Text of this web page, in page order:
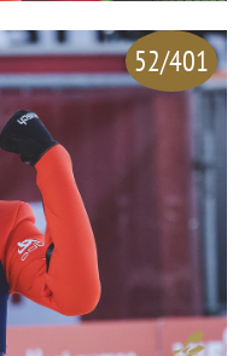
52/401